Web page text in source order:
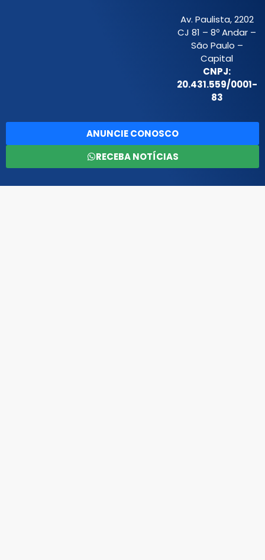
Av. Paulista, 2202
CJ 81 – 8º Andar –
São Paulo –
Capital
CNPJ:
20.431.559/0001-
83
ANUNCIE CONOSCO
RECEBA NOTÍCIAS